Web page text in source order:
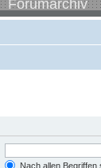
Forumarchiv
Nach allen